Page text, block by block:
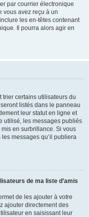
par courrier électronique
vous avez reçu à un
les en-têtes contenant
Il pourra alors agir en
trier certains utilisateurs du
listés dans le panneau
leur statut en ligne et
utilisé, les messages publiés
en surbrillance. Si vous
messages qu’il publiera
de ma liste d’amis
de les ajouter à votre
ajouter directement des
en saisissant leur